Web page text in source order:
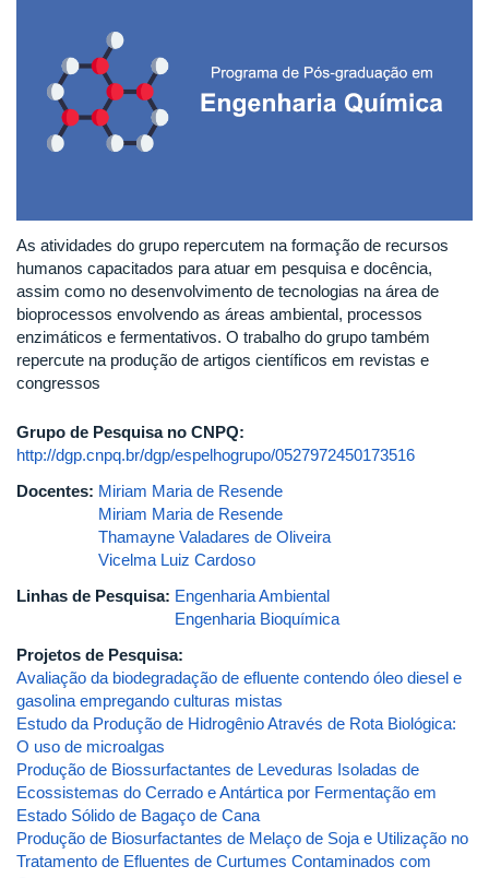
As atividades do grupo repercutem na formação de recursos
humanos capacitados para atuar em pesquisa e docência,
assim como no desenvolvimento de tecnologias na área de
bioprocessos envolvendo as áreas ambiental, processos
enzimáticos e fermentativos. O trabalho do grupo também
repercute na produção de artigos científicos em revistas e
congressos
Grupo de Pesquisa no CNPQ:
http://dgp.cnpq.br/dgp/espelhogrupo/0527972450173516
Docentes: Miriam Maria de Resende
Miriam Maria de Resende
Thamayne Valadares de Oliveira
Vicelma Luiz Cardoso
Linhas de Pesquisa: Engenharia Ambiental
Engenharia Bioquímica
Projetos de Pesquisa:
Avaliação da biodegradação de efluente contendo óleo diesel e
gasolina empregando culturas mistas
Estudo da Produção de Hidrogênio Através de Rota Biológica:
O uso de microalgas
Produção de Biossurfactantes de Leveduras Isoladas de
Ecossistemas do Cerrado e Antártica por Fermentação em
Estado Sólido de Bagaço de Cana
Produção de Biosurfactantes de Melaço de Soja e Utilização no
Tratamento de Efluentes de Curtumes Contaminados com